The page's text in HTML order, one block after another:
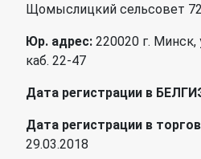
Щомыслицкий сельсовет
Юр. адрес: 220020 г. Минск,
каб. 22-47
Дата регистрации в
Дата регистрации в
29.03.2018